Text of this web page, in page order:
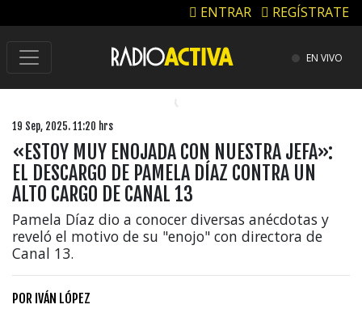
ENTRAR REGÍSTRATE
EN VIVO
19 Sep, 2025. 11:20 hrs
«ESTOY MUY ENOJADA CON NUESTRA JEFA»:
EL DESCARGO DE PAMELA DÍAZ CONTRA UN
ALTO CARGO DE CANAL 13
Pamela Díaz dio a conocer diversas anécdotas y
reveló el motivo de su "enojo" con directora de
Canal 13.
POR IVÁN LÓPEZ